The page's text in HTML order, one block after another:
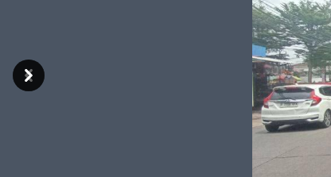
Previous
Next